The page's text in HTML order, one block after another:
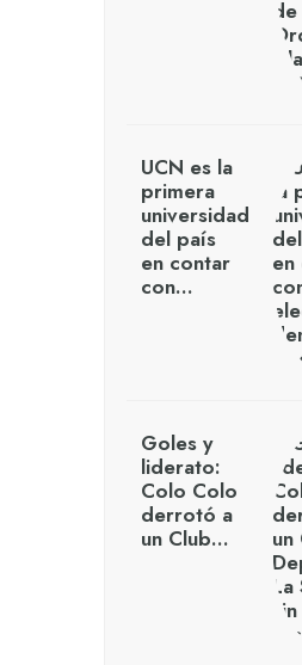
UCN es la
primera
universidad
del país
en contar
con…
Goles y
liderato:
Colo Colo
derrotó a
un Club…